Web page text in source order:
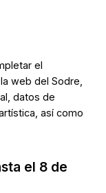
el
web del Sodre,
datos de
así como
el 8 de